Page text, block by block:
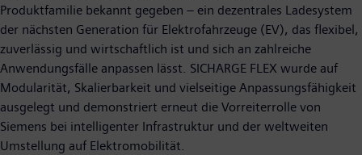
Produktfamilie bekannt gegeben – ein dezentrales Ladesystem
der nächsten Generation für Elektrofahrzeuge (EV), das flexibel,
zuverlässig und wirtschaftlich ist und sich an zahlreiche
Anwendungsfälle anpassen lässt. SICHARGE FLEX wurde auf
Modularität, Skalierbarkeit und vielseitige Anpassungsfähigkeit
ausgelegt und demonstriert erneut die Vorreiterrolle von
Siemens bei intelligenter Infrastruktur und der weltweiten
Umstellung auf Elektromobilität.